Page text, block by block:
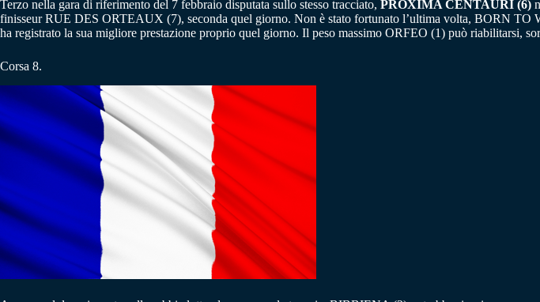
Terzo nella gara di riferimento del 7 febbraio disputata sullo stesso tracciato, PROXIMA CENTAURI (6)
finisseur RUE DES ORTEAUX (7), seconda quel giorno. Non è stato fortunato l’ultima volta, BORN
ha registrato la sua migliore prestazione proprio quel giorno. Il peso massimo ORFEO (1) può riabilitarsi,
Corsa 8.